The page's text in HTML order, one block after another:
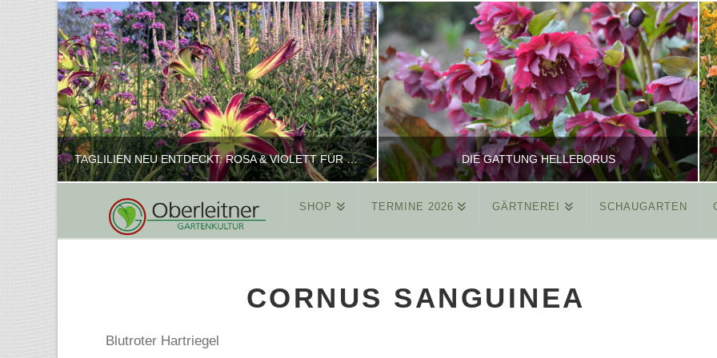
TAGLILIEN NEU ENTDECKT: ROSA & VIOLETT FÜR ROMANTISCHE PFLANZKOMBINATIONEN
REINHARD
FEBRUAR 16, 2025
DIE GATTUNG HELLEBORUS
REINHARD
MÄRZ 26, 2015
SHOP TERMINE 2026 GÄRTNEREI SCHAUGARTEN
CORNUS SANGUINEA
Blutroter Hartriegel